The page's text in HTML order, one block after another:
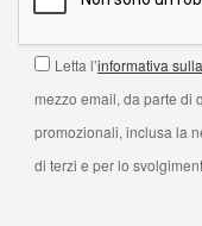
Letta l’informativa
mezzo email, da parte di
promozionali, inclusa la
di terzi e per lo